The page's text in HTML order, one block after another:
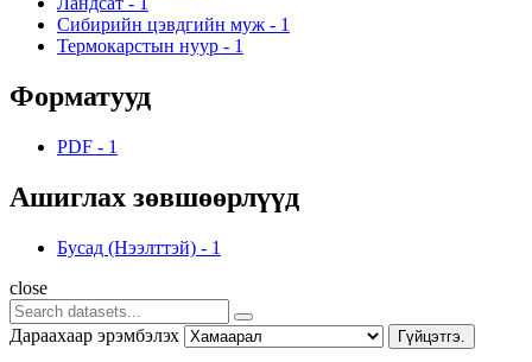
Сибирийн цэвдгийн муж - 1
Термокарстын нуур - 1
Форматууд
PDF - 1
Ашиглах зөвшөөрлүүд
Бусад (Нээлттэй) - 1
close
Дараахаар эрэмбэлэх Гүйцэтгэ.